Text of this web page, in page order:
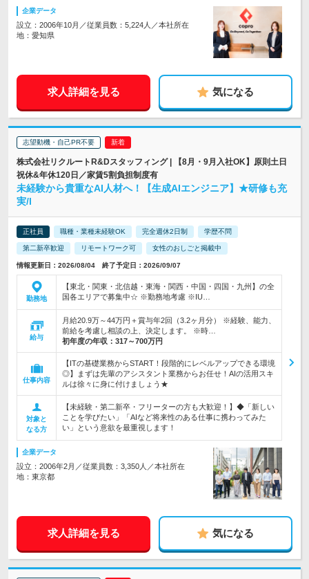
企業データ
設立：2006年10月／従業員数：5,224人／本社所在
地：愛知県
求人詳細を見る 気になる
志望動機・自己PR不要
株式会社リクルートR&Dスタッフィング | 【8月・9月入社OK】原則土日
祝休&年休120日／家賃5割負担制度有
未経験から貴重なAI人材へ！【生成AIエンジニア】★研修も充
実/l
正社員 職種・業種未経験OK 完全週休2日制 学歴不問
第二新卒歓迎 リモートワーク可 女性のおしごと掲載中
情報更新日：2026/08/04 終了予定日：2026/09/07
勤務地
【東北・関東・北信越・東海・関西・中国・四国・九州】の全
国各エリアで募集中☆ ※勤務地考慮 ※IU…
給与
月給20.9万～44万円＋賞与年2回（3.2ヶ月分） ※経験、能力、
前給を考慮し相談の上、決定します。 ※時…
初年度の年収： 317～700万円
仕事内容
【ITの基礎業務からSTART！段階的にレベルアップできる環境
◎】まずは先輩のアシスタント業務からお任せ！AIの活用スキ
ルは徐々に身に付けましょう★
対象と
なる方
【未経験・第二新卒・フリーターの方も大歓迎！】◆「新しい
ことを学びたい」「AIなど将来性のある仕事に携わってみた
い」という意欲を最重視します！
企業データ
設立：2006年2月／従業員数：3,350人／本社所在
地：東京都
求人詳細を見る 気になる